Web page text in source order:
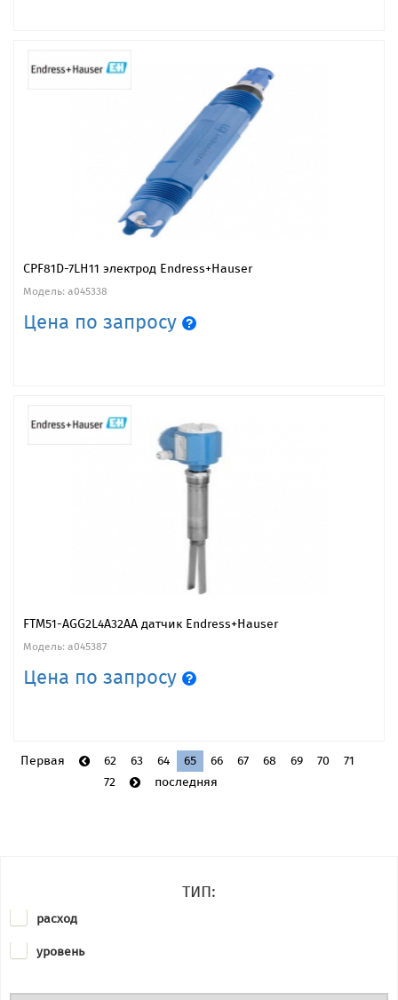
CPF81D-7LH11 электрод Endress+Hauser
Модель: a045338
Цена по запросу
FTM51-AGG2L4A32AA датчик Endress+Hauser
Модель: a045387
Цена по запросу
Первая 62 63 64 65 66 67 68 69 70
71
72
последняя
ТИП:
расход
уровень